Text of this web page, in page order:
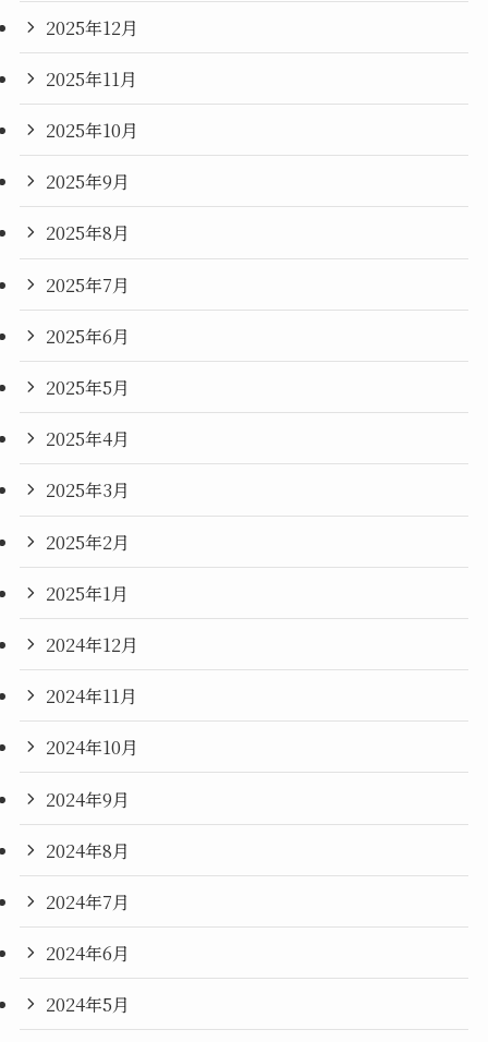
2025年12月
2025年11月
2025年10月
2025年9月
2025年8月
2025年7月
2025年6月
2025年5月
2025年4月
2025年3月
2025年2月
2025年1月
2024年12月
2024年11月
2024年10月
2024年9月
2024年8月
2024年7月
2024年6月
2024年5月